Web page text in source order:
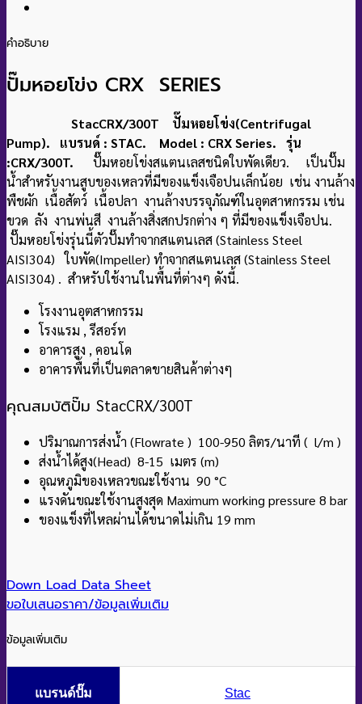
คำอธิบาย
ปั๊มหอยโข่ง CRX SERIES
StacCRX/300T ปั๊มหอยโข่ง(Centrifugal
Pump). แบรนด์ : STAC. Model : CRX Series. รุ่น
:CRX/300T. ปั๊มหอยโข่งสแตนเลสชนิดใบพัดเดียว. เป็นปั๊ม
น้ำสําหรับงานสูบของเหลวที่มีของแข็งเจือปนเล็กน้อย เช่น งานล้าง
พืชผัก เนื้อสัตว์ เนื้อปลา งานล้างบรรจุภัณฑ์ในอุตสาหกรรม เช่น
ขวด ลัง งานพ่นสี งานล้างสิ่งสกปรกต่าง ๆ ที่มีของแข็งเจือปน.
ปั๊มหอยโข่งรุ่นนี้ตัวปั๊มทำจากสแตนเลส (Stainless Steel
AISI304) ใบพัด(Impeller) ทําจากสแตนเลส (Stainless Steel
AISI304) . สําหรับใช้งานในพื้นที่ต่างๆ ดังนี้.
โรงงานอุตสาหกรรม
โรงแรม , รีสอร์ท
อาคารสูง , คอนโด
อาคารพื้นที่เป็นตลาดขายสินค้าต่างๆ
คุณสมบัติปั๊ม StacCRX/300T
ปริมาณการส่งน้ำ (Flowrate ) 100-950 ลิตร/นาที ( l/m )
ส่งน้ำได้สูง(Head) 8-15 เมตร (m)
อุณหภูมิของเหลวขณะใช้งาน 90 °C
แรงดันขณะใช้งานสูงสุด Maximum working pressure 8 bar
ของแข็งที่ไหลผ่านได้ขนาดไม่เกิน 19 mm
Down Load Data Sheet
ขอใบเสนอราคา/ข้อมูลเพิ่มเติม
ข้อมูลเพิ่มเติม
แบรนด์ปั๊ม Stac